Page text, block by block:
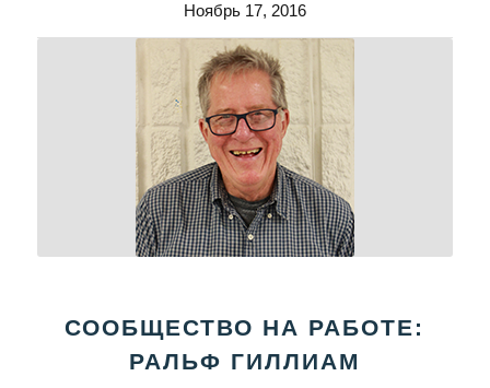
Ноябрь 17, 2016
СООБЩЕСТВО НА РАБОТЕ:
РАЛЬФ ГИЛЛИАМ